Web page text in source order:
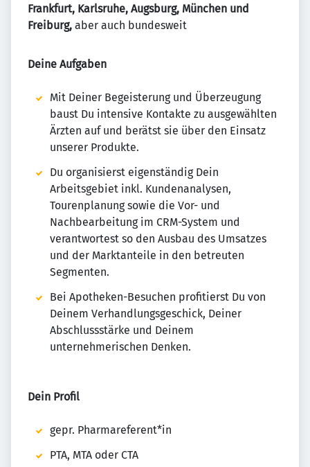
Frankfurt, Karlsruhe, Augsburg, München und
Freiburg, aber auch bundesweit
Deine Aufgaben
Mit Deiner Begeisterung und Überzeugung
baust Du intensive Kontakte zu ausgewählten
Ärzten auf und berätst sie über den Einsatz
unserer Produkte.
Du organisierst eigenständig Dein
Arbeitsgebiet inkl. Kundenanalysen,
Tourenplanung sowie die Vor- und
Nachbearbeitung im CRM-System und
verantwortest so den Ausbau des Umsatzes
und der Marktanteile in den betreuten
Segmenten.
Bei Apotheken-Besuchen profitierst Du von
Deinem Verhandlungsgeschick, Deiner
Abschlussstärke und Deinem
unternehmerischen Denken.
Dein Profil
gepr. Pharmareferent*in
PTA, MTA oder CTA